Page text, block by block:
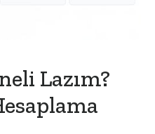
Lazım?